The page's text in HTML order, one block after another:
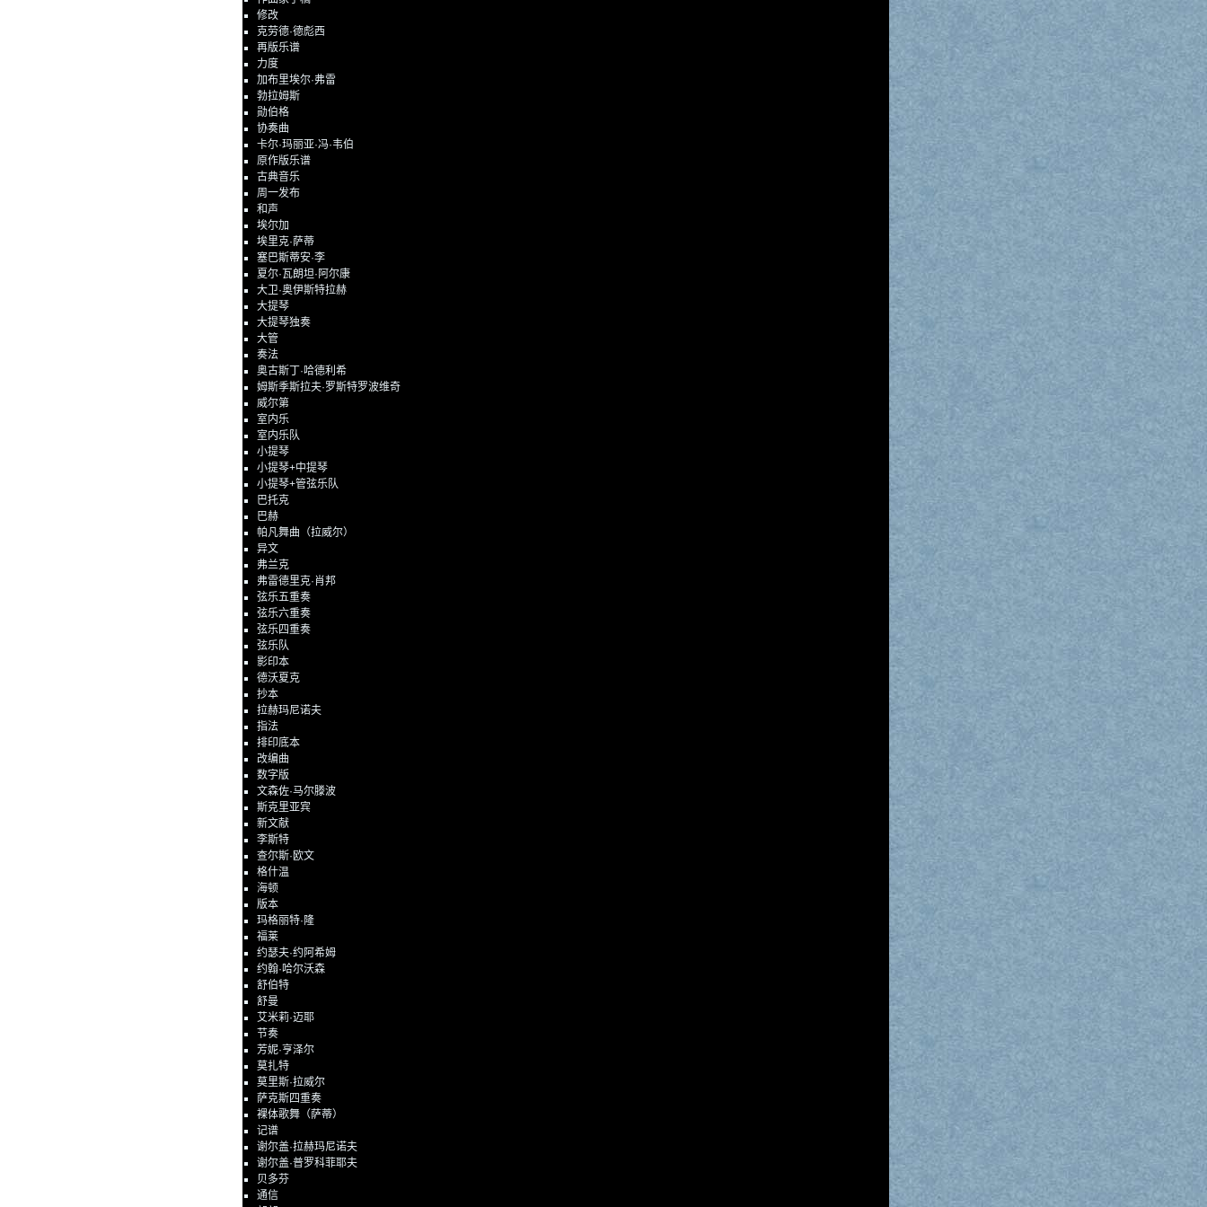
修改
克劳德·德彪西
再版乐谱
力度
加布里埃尔·弗雷
勃拉姆斯
勋伯格
协奏曲
卡尔·玛丽亚·冯·韦伯
原作版乐谱
古典音乐
周一发布
和声
埃尔加
埃里克·萨蒂
塞巴斯蒂安·李
夏尔·瓦朗坦·阿尔康
大卫·奥伊斯特拉赫
大提琴
大提琴独奏
大管
奏法
奥古斯丁·哈德利希
姆斯季斯拉夫·罗斯特罗波维奇
威尔第
室内乐
室内乐队
小提琴
小提琴+中提琴
小提琴+管弦乐队
巴托克
巴赫
帕凡舞曲（拉威尔）
异文
弗兰克
弗雷德里克·肖邦
弦乐五重奏
弦乐六重奏
弦乐四重奏
弦乐队
影印本
德沃夏克
抄本
拉赫玛尼诺夫
指法
排印底本
改编曲
数字版
文森佐·马尔滕波
斯克里亚宾
新文献
李斯特
查尔斯·欧文
格什温
海顿
版本
玛格丽特·隆
福莱
约瑟夫·约阿希姆
约翰·哈尔沃森
舒伯特
舒曼
艾米莉·迈耶
节奏
芳妮·亨泽尔
莫扎特
莫里斯·拉威尔
萨克斯四重奏
裸体歌舞（萨蒂）
记谱
谢尔盖·拉赫玛尼诺夫
谢尔盖·普罗科菲耶夫
贝多芬
通信